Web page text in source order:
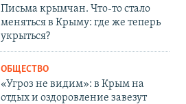
Письма крымчан. Что-то стало
меняться в Крыму: где же теперь
укрыться?
ОБЩЕСТВО
«Угроз не видим»: в Крым на
отдых и оздоровление завезут